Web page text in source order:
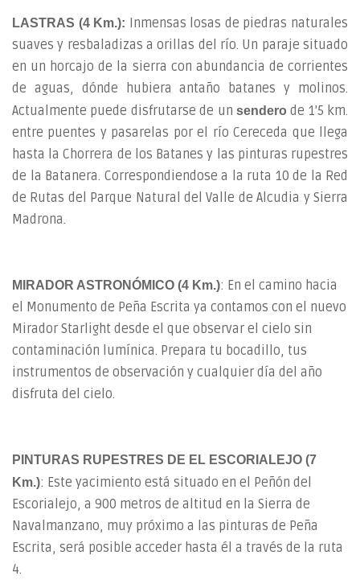
LASTRAS (4 Km.): Inmensas losas de piedras naturales
suaves y resbaladizas a orillas del río. Un paraje situado
en un horcajo de la sierra con abundancia de corrientes
de aguas, dónde hubiera antaño batanes y molinos.
Actualmente puede disfrutarse de un sendero de 1'5 km.
entre puentes y pasarelas por el río Cereceda que llega
hasta la Chorrera de los Batanes y las pinturas rupestres
de la Batanera. Correspondiendose a la ruta 10 de la Red
de Rutas del Parque Natural del Valle de Alcudia y Sierra
Madrona.
MIRADOR ASTRONÓMICO (4 Km.): En el camino hacia
el Monumento de Peña Escrita ya contamos con el nuevo
Mirador Starlight desde el que observar el cielo sin
contaminación lumínica. Prepara tu bocadillo, tus
instrumentos de observación y cualquier día del año
disfruta del cielo.
PINTURAS RUPESTRES DE EL ESCORIALEJO (7
Km.): Este yacimiento está situado en el Peñón del
Escorialejo, a 900 metros de altitud en la Sierra de
Navalmanzano, muy próximo a las pinturas de Peña
Escrita, será posible acceder hasta él a través de la ruta
4.